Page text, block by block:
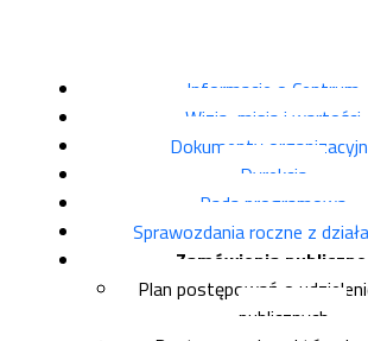
Informacje o Centrum
Wizja, misja i wartości
Dokumenty
Dyrekcja
Rada programowa
Sprawozdania roczne z
Zamówienia publiczne
Plan postępowań o
publicznych